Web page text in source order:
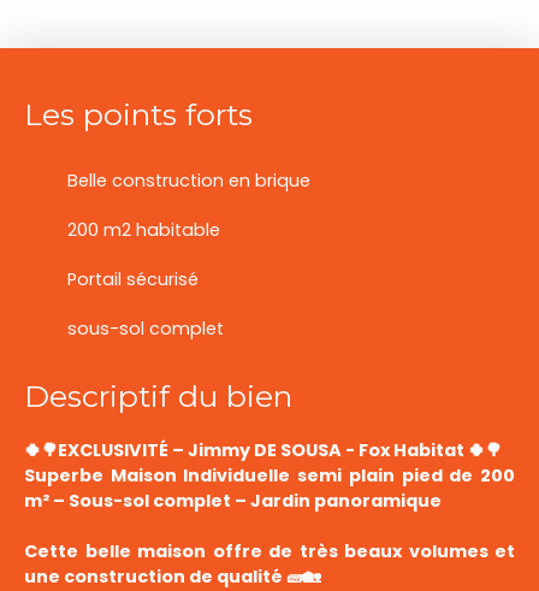
Les points forts
Belle construction en brique
200 m2 habitable
Portail sécurisé
sous-sol complet
Descriptif du bien
🍀🌳EXCLUSIVITÉ – Jimmy DE SOUSA - Fox Habitat 🍀🌳
Superbe Maison Individuelle semi plain pied de 200
m² – Sous-sol complet – Jardin panoramique
Cette belle maison offre de très beaux volumes et
une construction de qualité 🧱🏡